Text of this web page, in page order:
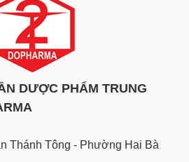
DƯỢC PHẨM TRUNG
Thánh Tông - Phường Hai Bà